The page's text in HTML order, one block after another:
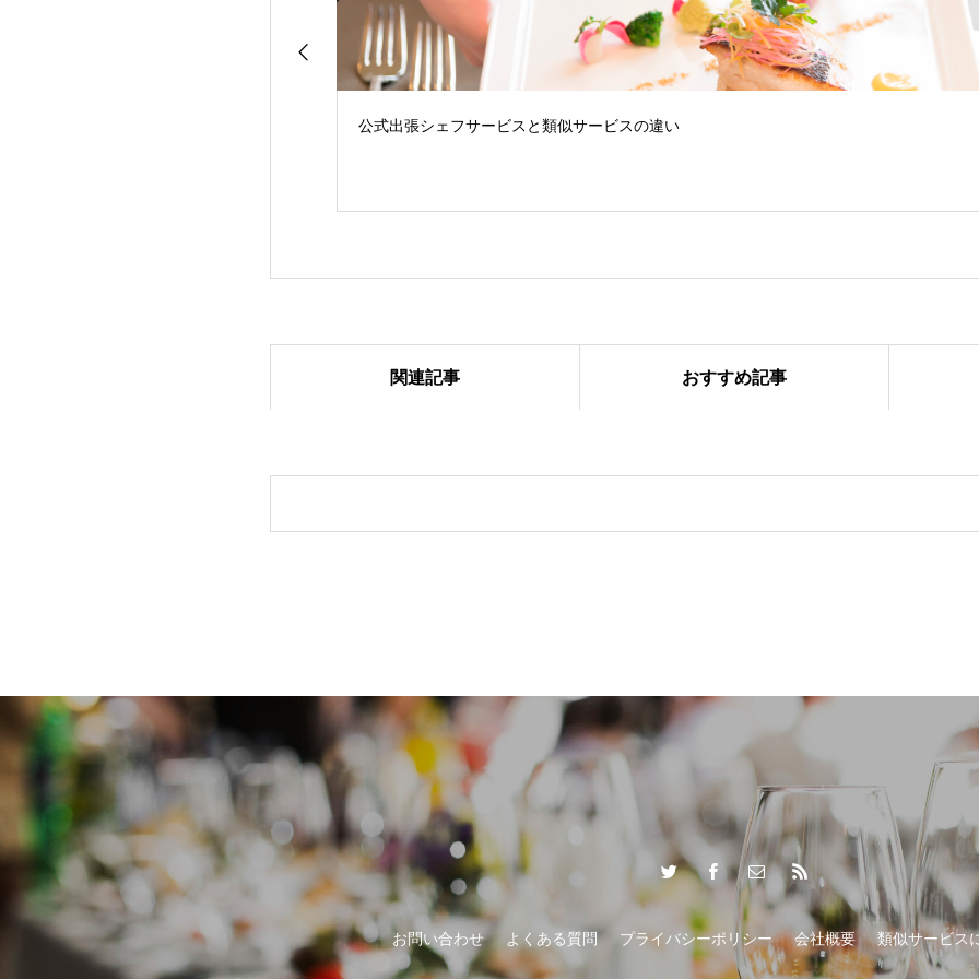
公式出張シェフサービスと類似サービスの違い
世界に誇る日本のおもてなし
関連記事 おすすめ記事
お問い合わせ よくある質問 プライバシーポリシー 会社概要 類似サービス